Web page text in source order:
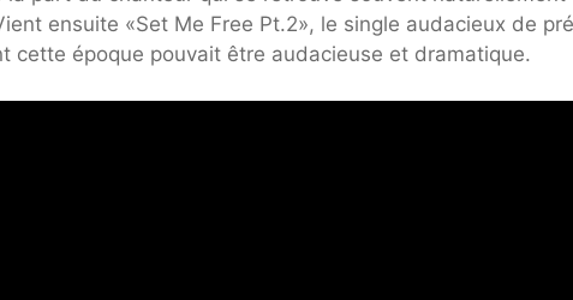
ensuite «Set Me Free Pt.2», le single audacieux de
cette époque pouvait être audacieuse et dramatique.